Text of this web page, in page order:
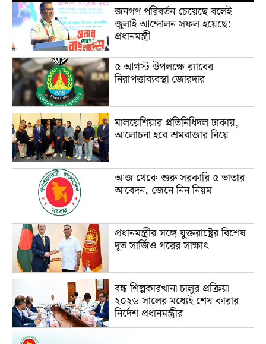
জনগণ পরিবর্তন চেয়েছে বলেই
জুলাই আন্দোলন সফল হয়েছে:
প্রধানমন্ত্রী
৫ আগস্ট উপলক্ষে র‌্যাবের
নিরাপত্তাব্যবস্থা জোরদার
মালয়েশিয়ার প্রতিনিধিদল ঢাকায়,
আলোচনা হবে শ্রমবাজার নিয়ে
আজ থেকে শুরু সরকারি ৫ ভাতার
আবেদন, জেনে নিন নিয়ম
প্রধানমন্ত্রীর সঙ্গে যুক্তরাষ্ট্রের বিশেষ
দূত সার্জিও গরের সাক্ষাৎ
বন্ধ শিল্পকারখানা চালুর প্রক্রিয়া
২০২৬ সালের মধ্যেই শেষ কারার
নির্দেশ প্রধানমন্ত্রীর